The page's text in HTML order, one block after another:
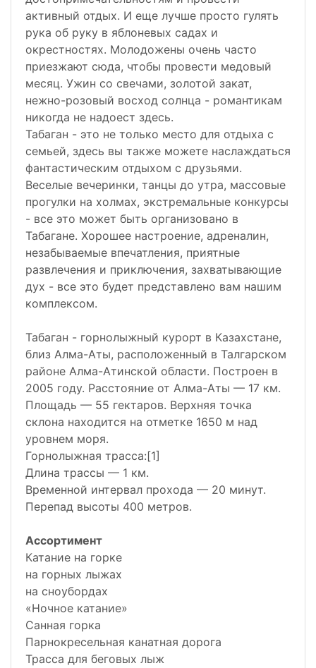
активный отдых. И еще лучше просто гулять
рука об руку в яблоневых садах и
окрестностях. Молодожены очень часто
приезжают сюда, чтобы провести медовый
месяц. Ужин со свечами, золотой закат,
нежно-розовый восход солнца - романтикам
никогда не надоест здесь.
Табаган - это не только место для отдыха с
семьей, здесь вы также можете наслаждаться
фантастическим отдыхом с друзьями.
Веселые вечеринки, танцы до утра, массовые
прогулки на холмах, экстремальные конкурсы
- все это может быть организовано в
Табагане. Хорошее настроение, адреналин,
незабываемые впечатления, приятные
развлечения и приключения, захватывающие
дух - все это будет представлено вам нашим
комплексом.
Табаган - горнолыжный курорт в Казахстане,
близ Алма-Аты, расположенный в Талгарском
районе Алма-Атинской области. Построен в
2005 году. Расстояние от Алма-Аты — 17 км.
Площадь — 55 гектаров. Верхняя точка
склона находится на отметке 1650 м над
уровнем моря.
Горнолыжная трасса:[1]
Длина трассы — 1 км.
Временной интервал прохода — 20 минут.
Перепад высоты 400 метров.
Ассортимент
Катание на горке
на горных лыжах
на сноубордах
«Ночное катание»
Санная горка
Парнокресельная канатная дорога
Трасса для беговых лыж